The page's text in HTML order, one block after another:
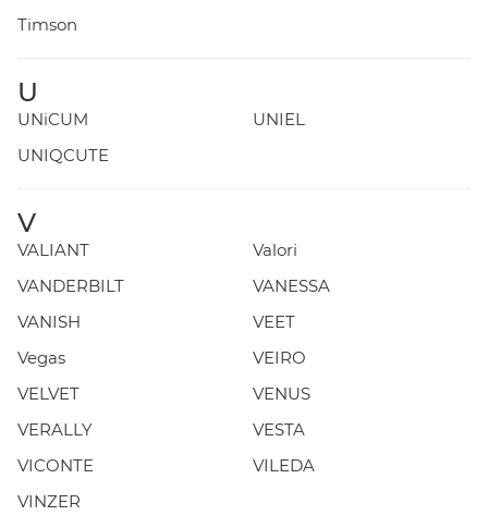
Timson
U
UNiCUM
UNIEL
UNIQCUTE
V
VALIANT
Valori
VANDERBILT
VANESSA
VANISH
VEET
Vegas
VEIRO
VELVET
VENUS
VERALLY
VESTA
VICONTE
VILEDA
VINZER